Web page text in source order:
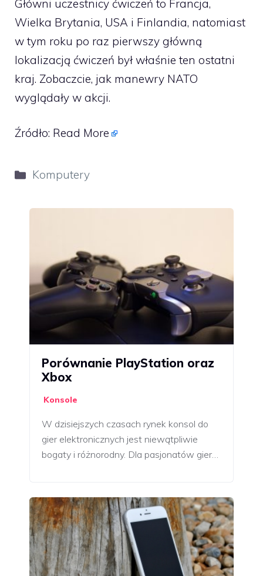
Główni uczestnicy ćwiczeń to Francja,
Wielka Brytania, USA i Finlandia, natomiast
w tym roku po raz pierwszy główną
lokalizacją ćwiczeń był właśnie ten ostatni
kraj. Zobaczcie, jak manewry NATO
wyglądały w akcji.
Źródło: Read More
Kategorie
Komputery
Porównanie PlayStation oraz
Xbox
Konsole
W dzisiejszych czasach rynek konsol do
gier elektronicznych jest niewątpliwie
bogaty i różnorodny. Dla pasjonatów gier…